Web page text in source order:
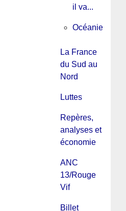
il va...
Océanie
La France
du Sud au
Nord
Luttes
Repères,
analyses et
économie
ANC
13/Rouge
Vif
Billet